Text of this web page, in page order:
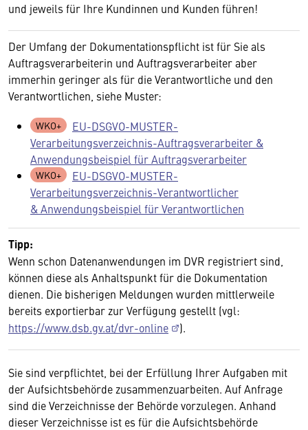
und jeweils für Ihre Kundinnen und Kunden führen!
Der Umfang der Dokumentationspflicht ist für Sie als
Auftragsverarbeiterin und Auftragsverarbeiter aber
immerhin geringer als für die Verantwortliche und den
Verantwortlichen, siehe Muster:
EU-DSGVO-MUSTER-
Verarbeitungsverzeichnis-Auftragsverarbeiter &
Anwendungsbeispiel für Auftragsverarbeiter
EU-DSGVO-MUSTER-
Verarbeitungsverzeichnis-Verantwortlicher
& Anwendungsbeispiel für Verantwortlichen
Tipp:
Wenn schon Datenanwendungen im DVR registriert sind,
können diese als Anhaltspunkt für die Dokumentation
dienen. Die bisherigen Meldungen wurden mittlerweile
bereits exportierbar zur Verfügung gestellt (vgl:
https://www.dsb.gv.at/dvr-online
).
Sie sind verpflichtet, bei der Erfüllung Ihrer Aufgaben mit
der Aufsichtsbehörde zusammenzuarbeiten. Auf Anfrage
sind die Verzeichnisse der Behörde vorzulegen. Anhand
dieser Verzeichnisse ist es für die Aufsichtsbehörde